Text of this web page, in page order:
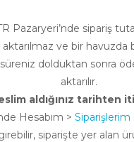
Pazaryeri’nde sipariş
ve bir havuzda
dolduktan sonra
aktarılır.
aldığınız tarihten
Hesabım > Siparişlerim
siparişte yer alan